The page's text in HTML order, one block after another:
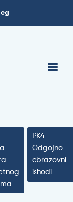
PK4 -
Odgojno-
obrazovni
ishodi